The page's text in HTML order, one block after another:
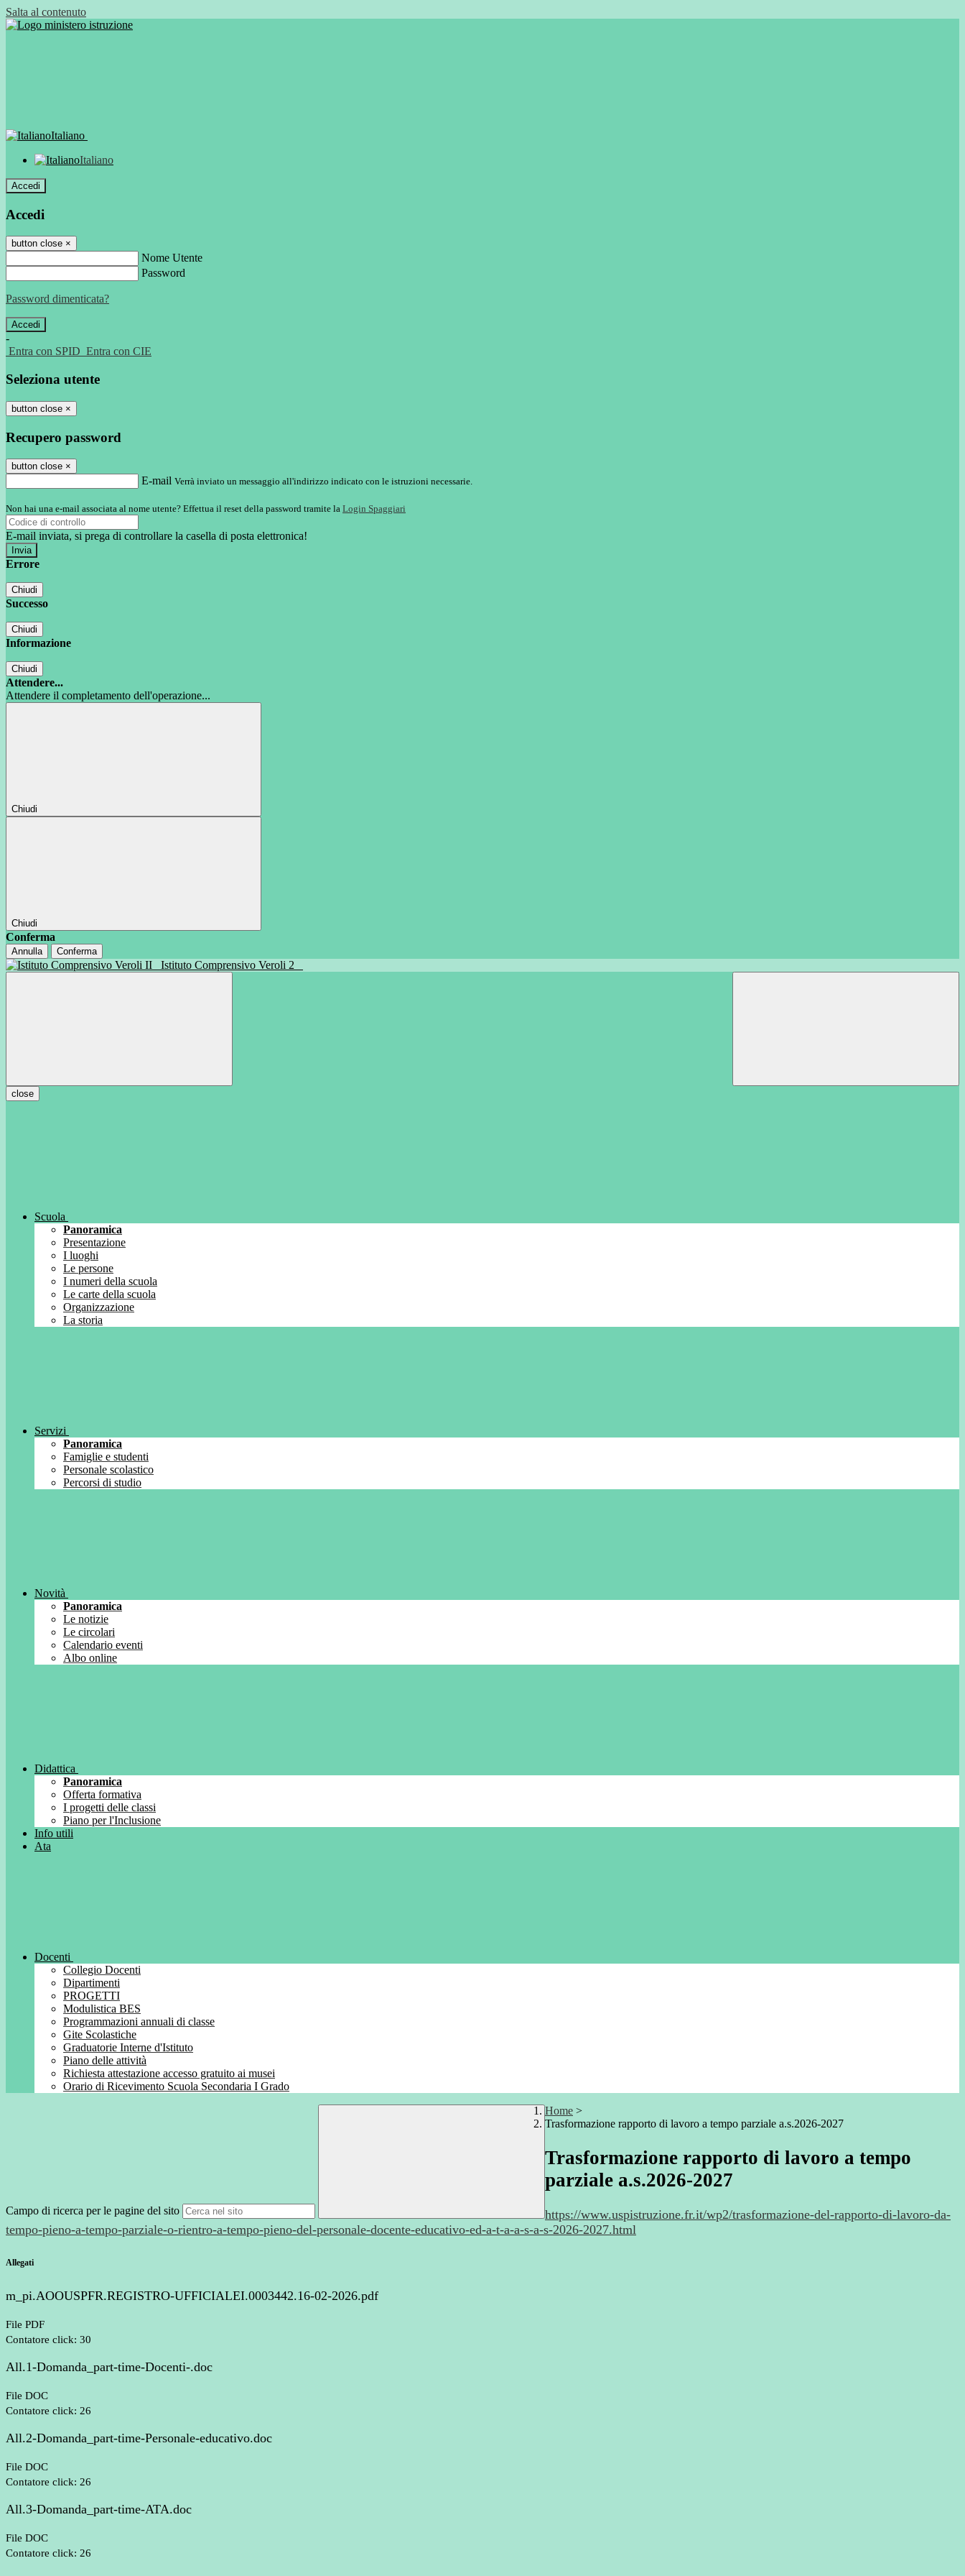
Salta al contenuto
Italiano
Italiano
Accedi
Accedi
button close ×
Nome Utente
Password
Password dimenticata?
-
Entra con SPID Entra con CIE
Seleziona utente
button close ×
Recupero password
button close ×
E-mail Verrà inviato un messaggio all'indirizzo indicato con le istruzioni necessarie.
Non hai una e-mail associata al nome utente? Effettua il reset della password tramite la Login Spaggiari
E-mail inviata, si prega di controllare la casella di posta elettronica!
Errore
Chiudi
Successo
Chiudi
Informazione
Chiudi
Attendere...
Attendere il completamento dell'operazione...
Chiudi
Chiudi
Conferma
Annulla Conferma
Istituto Comprensivo Veroli 2
close
Scuola
Panoramica
Presentazione
I luoghi
Le persone
I numeri della scuola
Le carte della scuola
Organizzazione
La storia
Servizi
Panoramica
Famiglie e studenti
Personale scolastico
Percorsi di studio
Novità
Panoramica
Le notizie
Le circolari
Calendario eventi
Albo online
Didattica
Panoramica
Offerta formativa
I progetti delle classi
Piano per l'Inclusione
Info utili
Ata
Docenti
Collegio Docenti
Dipartimenti
PROGETTI
Modulistica BES
Programmazioni annuali di classe
Gite Scolastiche
Graduatorie Interne d'Istituto
Piano delle attività
Richiesta attestazione accesso gratuito ai musei
Orario di Ricevimento Scuola Secondaria I Grado
Campo di ricerca per le pagine del sito
Home >
Trasformazione rapporto di lavoro a tempo parziale a.s.2026-2027
Trasformazione rapporto di lavoro a tempo
parziale a.s.2026-2027
https://www.uspistruzione.fr.it/wp2/trasformazione-del-rapporto-di-lavoro-da-
tempo-pieno-a-tempo-parziale-o-rientro-a-tempo-pieno-del-personale-docente-educativo-ed-a-t-a-a-s-a-s-2026-2027.html
Allegati
m_pi.AOOUSPFR.REGISTRO-UFFICIALEI.0003442.16-02-2026.pdf
File PDF
Contatore click: 30
All.1-Domanda_part-time-Docenti-.doc
File DOC
Contatore click: 26
All.2-Domanda_part-time-Personale-educativo.doc
File DOC
Contatore click: 26
All.3-Domanda_part-time-ATA.doc
File DOC
Contatore click: 26